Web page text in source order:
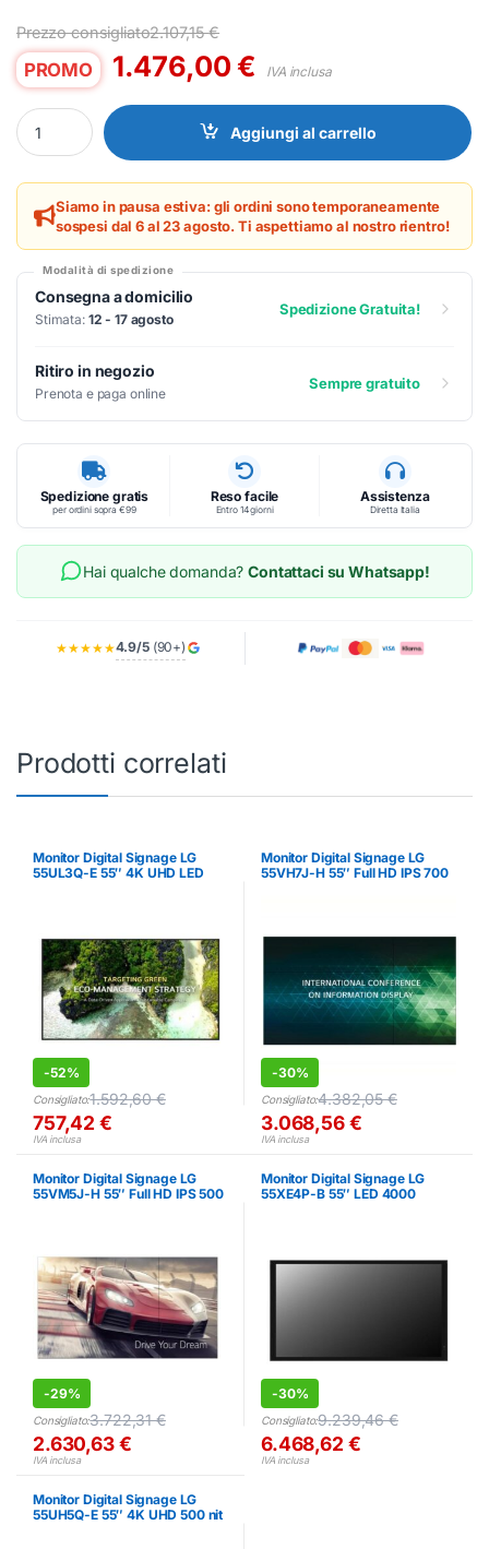
Prezzo consigliato2.107,15€
PROMO 1.476,00€ IVA inclusa
LG 55UH7Q-E - Monitor Digital Signage quantity
Aggiungi al carrello
Siamo in pausa estiva: gli ordini sono temporaneamente
sospesi dal 6 al 23 agosto. Ti aspettiamo al nostro rientro!
Modalità di spedizione
Consegna a domicilio
Stimata: 12 - 17 agosto
Spedizione Gratuita!
Ritiro in negozio
Prenota e paga online
Sempre gratuito
Spedizione gratis
per ordini sopra €99
Reso facile
Entro 14 giorni
Assistenza
Diretta Italia
Hai qualche domanda?Contattaci su Whatsapp!
★★★★★4.9/5(90+)
Prodotti correlati
Monitor Digital Signage LG
55UL3Q-E 55″ 4K UHD LED
-52%
Consigliato:1.592,60€
757,42€
IVA inclusa
Monitor Digital Signage LG
55VH7J-H 55″ Full HD IPS 700
-30%
Consigliato:4.382,05€
3.068,56€
IVA inclusa
Monitor Digital Signage LG
55VM5J-H 55″ Full HD IPS 500
-29%
Consigliato:3.722,31€
2.630,63€
IVA inclusa
Monitor Digital Signage LG
55XE4P-B 55″ LED 4000
-30%
Consigliato:9.239,46€
6.468,62 €
IVA inclusa
Monitor Digital Signage LG
55UH5Q-E 55″ 4K UHD 500 nit